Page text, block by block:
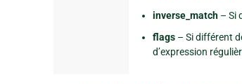
inverse_match– Si
flags– Si différent
d’expression